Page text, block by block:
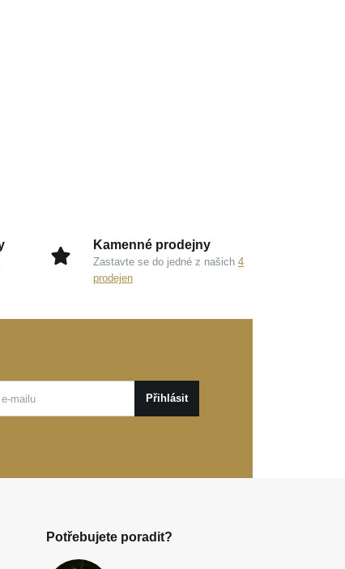
Kamenné prodejny
Zastavte se do jedné z našich 4
prodejen
Přihlásit
Potřebujete poradit?